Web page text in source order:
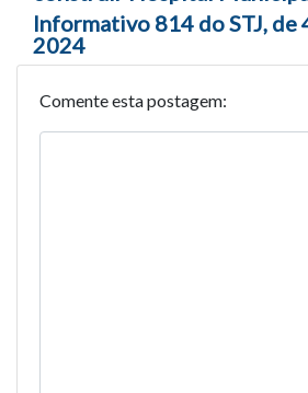
Informativo 814 do STJ, de
2024
Comente esta postagem: